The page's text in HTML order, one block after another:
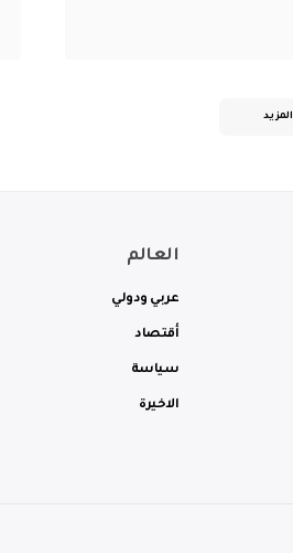
المزيد
العالم
عربي ودولي
أقتصاد
سياسة
الاخيرة